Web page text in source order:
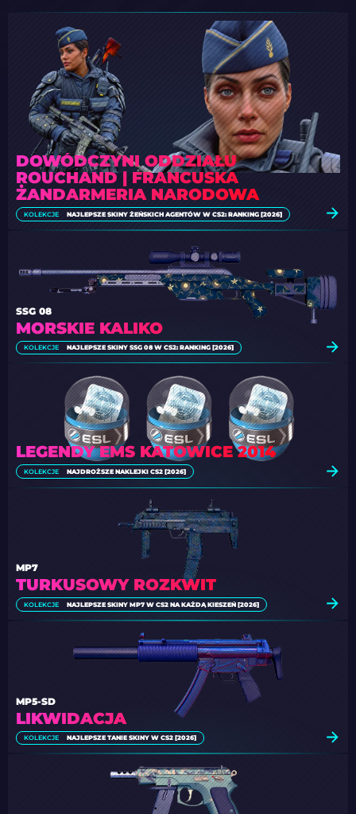
DOWÓDCZYNI ODDZIAŁU
ROUCHAND | FRANCUSKA
ŻANDARMERIA NARODOWA
KOLEKCJE NAJLEPSZE SKINY ŻEŃSKICH AGENTÓW W CS2: RANKING [2026]
MORSKIE KALIKO
SSG 08
KOLEKCJE NAJLEPSZE SKINY SSG 08 W CS2: RANKING [2026]
LEGENDY EMS KATOWICE 2014
KOLEKCJE NAJDROŻSZE NAKLEJKI CS2 [2026]
TURKUSOWY ROZKWIT
MP7
KOLEKCJE NAJLEPSZE SKINY MP7 W CS2 NA KAŻDĄ KIESZEŃ [2026]
LIKWIDACJA
MP5-SD
KOLEKCJE NAJLEPSZE TANIE SKINY W CS2 [2026]